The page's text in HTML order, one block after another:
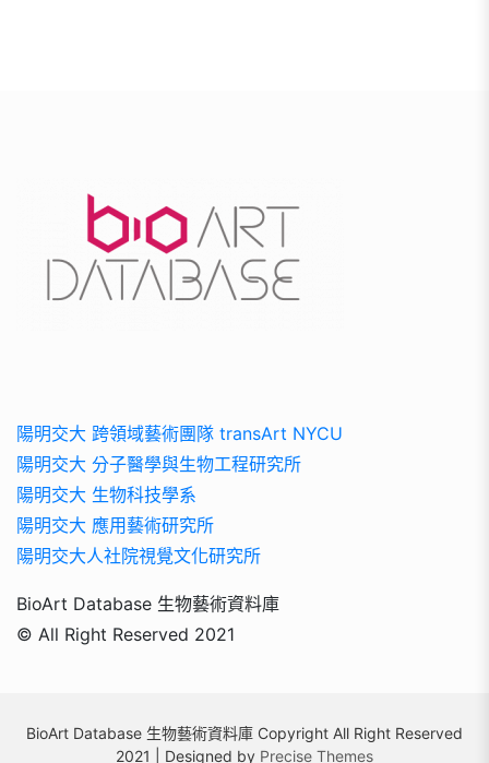
陽明交大 跨領域藝術團隊 transArt NYCU
陽明交大 分子醫學與生物工程研究所
陽明交大 生物科技學系
陽明交大 應用藝術研究所
陽明交大人社院視覺文化研究所
BioArt Database 生物藝術資料庫
© All Right Reserved 2021
BioArt Database 生物藝術資料庫 Copyright All Right Reserved
2021 | Designed by Precise Themes